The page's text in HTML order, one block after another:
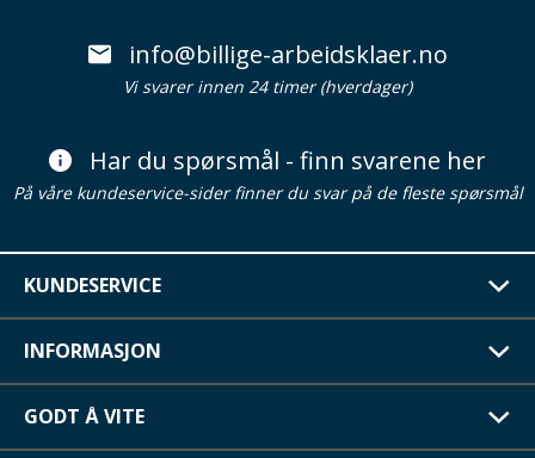
info@billige-arbeidsklaer.no
Vi svarer innen 24 timer (hverdager)
Har du spørsmål - finn svarene her
På våre kundeservice-sider finner du svar på de fleste spørsmål
KUNDESERVICE
INFORMASJON
GODT Å VITE